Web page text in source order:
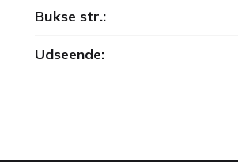
Bukse str.:
Udseende: